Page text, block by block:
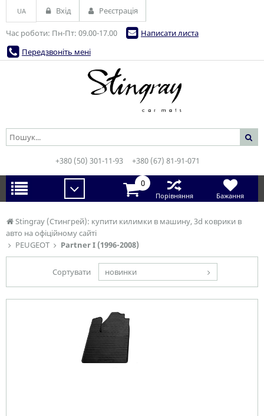
Stingray (Стингрей): купити килимки в машину, 3d коврики в
авто на офіційному сайті
PEUGEOT
Partner I (1996-2008)
Сортувати новинки
Час роботи: Пн-Пт: 09.00-17.00
Написати листа
Передзвоніть мені
UA Вхід Реєстрація
+380 (50) 301-11-93 +380 (67) 81-91-071
0
Порівняння Бажання